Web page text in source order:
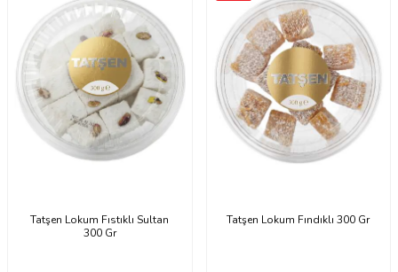
Tatşen Lokum Fıstıklı Sultan
300 Gr
Tatşen Lokum Fındıklı 300 Gr